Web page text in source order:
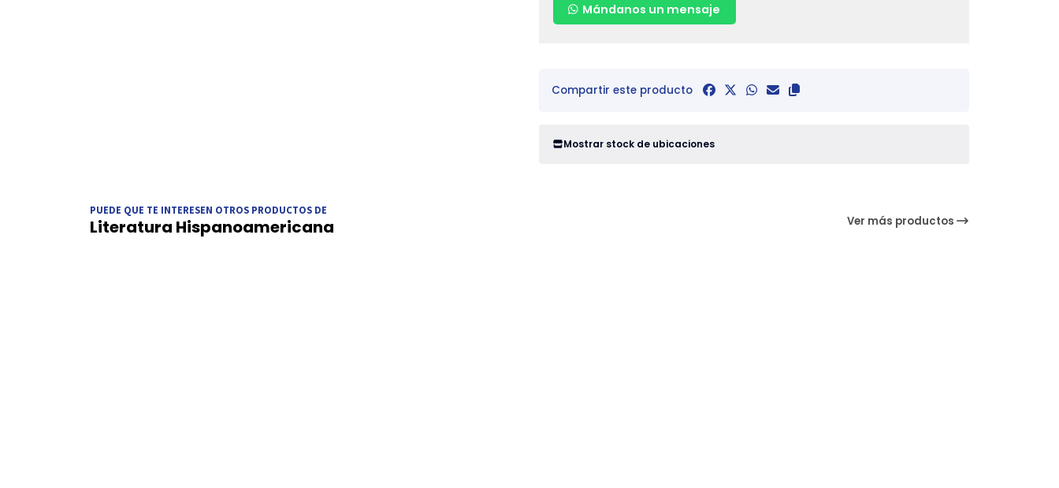
Mándanos un mensaje
Compartir este producto
Mostrar stock de ubicaciones
PUEDE QUE TE INTERESEN OTROS PRODUCTOS DE
Literatura Hispanoamericana Ver más productos